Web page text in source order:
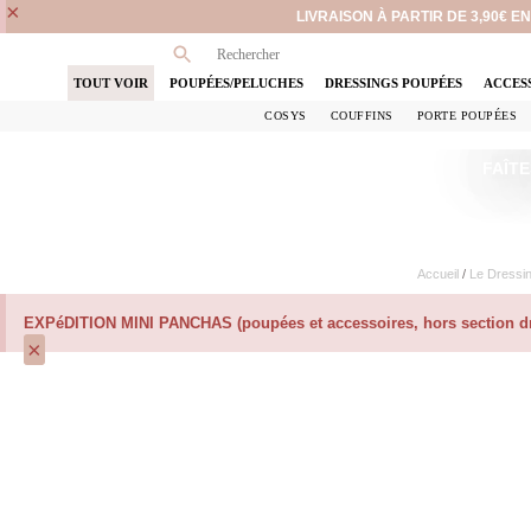
LIVRAISON À PARTIR DE 3,90€
×
TOUT VOIR
POUPÉES/PELUCHES DRESSINGS POUPÉES
COSYS COUFFINS PORTE POUPÉES
Accueil / Le
EXPéDITION MINI PANCHAS (poupées et accessoires, hors section
×